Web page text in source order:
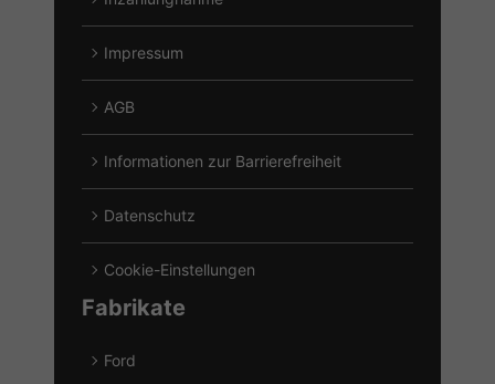
Impressum
AGB
Informationen zur Barrierefreiheit
Datenschutz
Cookie-Einstellungen
Fabrikate
Ford
Alle